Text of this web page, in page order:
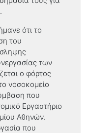
ότι το
του
των
ο φόρτος
νοσοκομείο
που
Εργαστήριο
Αθηνών.
που